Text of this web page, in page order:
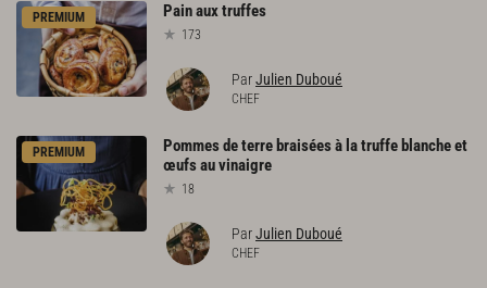
PREMIUM Painauxtruffes
173
ParJulien Duboué
CHEF
PREMIUM Pommesdeterre braiséesà latruffe blancheet
œufsauvinaigre
18
ParJulien Duboué
CHEF